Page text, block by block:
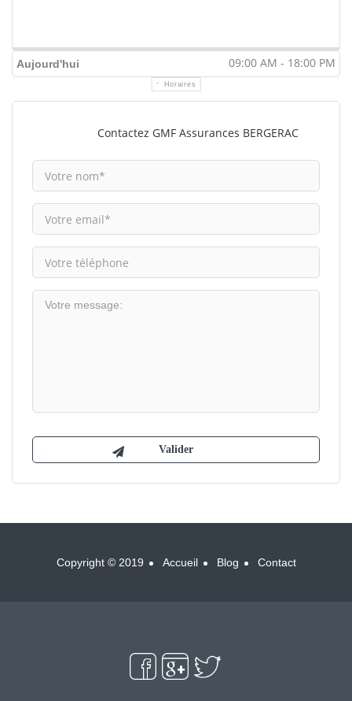
Aujourd'hui 09:00 AM - 18:00 PM
Horaires
Contactez GMF Assurances BERGERAC
Copyright © 2019 Accueil Blog Contact